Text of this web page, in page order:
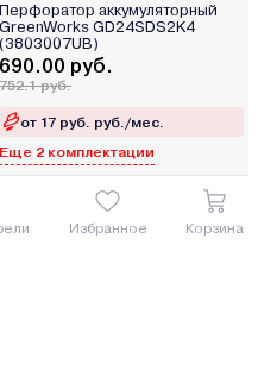
Избранное Корзина
Перфоратор аккумуляторный
GreenWorks GD24SDS2K4
(3803007UB)
690.00 руб.
752.1 руб.
от 17 руб. руб./мес.
Еще 2 комплектации
Купить